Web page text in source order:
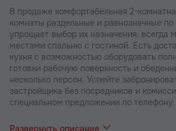
В продаже комфортабельная 2-
комнаты раздельные и равнозначные
упрощает выбор их назначения: всегда
местами спальню с гостиной. Есть
кухня с возможностью оборудовать
готовки рабочую поверхность и
несколько персон. Успейте
застройщика без посредников и
специальном предложении по телефону.
отделе продаж Вас проконсультируют
Развернуть описание